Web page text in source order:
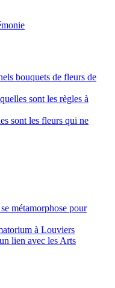
bouquets de fleurs de
sont les règles à
sont les fleurs qui ne
métamorphose pour
à Louviers
lien avec les Arts